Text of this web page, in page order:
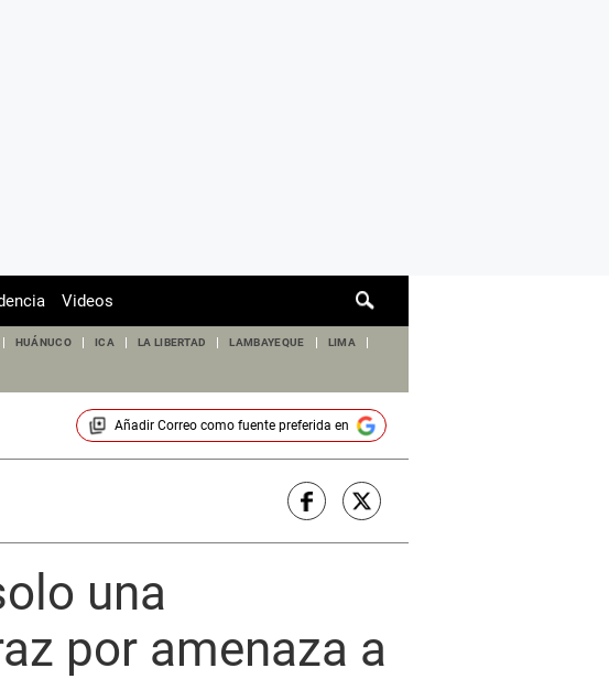
de
Videos
HUÁNUCO ICA LA LIBERTAD LAMBAYEQUE LIMA
Añadir Correocomo fuente preferida en
una
por amenaza a